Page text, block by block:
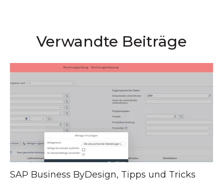
Verwandte Beiträge
SAP Business ByDesign, Tipps und Tricks